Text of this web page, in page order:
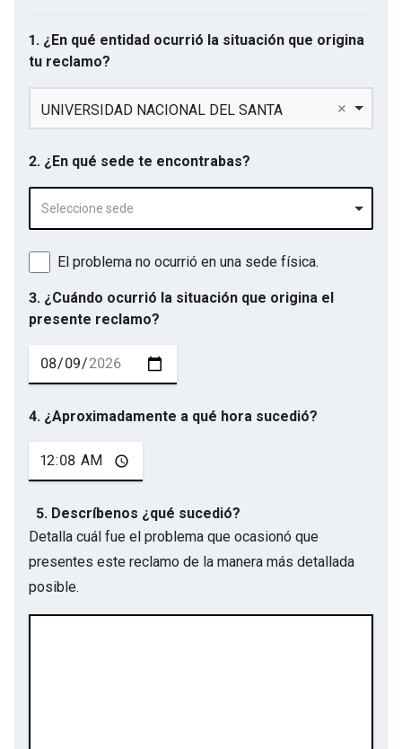
1. ¿En qué entidad ocurrió la situación que origina
tu reclamo?
UNIVERSIDAD NACIONAL DEL SANTA
2. ¿En qué sede te encontrabas?
Seleccione sede
El problema no ocurrió en una sede física.
3. ¿Cuándo ocurrió la situación que origina el
presente reclamo?
4. ¿Aproximadamente a qué hora sucedió?
5. Descríbenos ¿qué sucedió?
Detalla cuál fue el problema que ocasionó que
presentes este reclamo de la manera más detallada
posible.